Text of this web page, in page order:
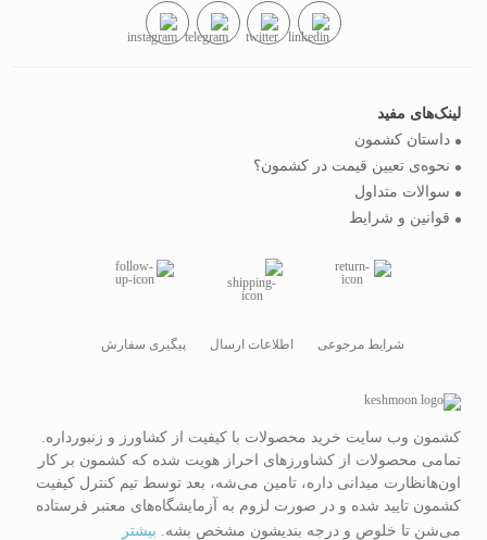
کشمون وب سایت خرید محصولات با کیفیت از کشاورز و زنبورداره.
تمامی محصولات از کشاورزهای احراز هویت شده که کشمون بر کار
اون‌هانظارت میدانی داره، تامین می‌شه، بعد توسط تیم کنترل کیفیت
کشمون تایید شده و در صورت لزوم به آزمایشگاه‌های معتبر فرستاده
می‌شن تا خلوص و درجه بندیشون مشخص بشه. بیشتر
لینک‌های مفید
داستان کشمون
نحوه‌ی تعیین قیمت در کشمون؟
سوالات متداول
قوانین و شرایط
شرایط مرجوعی اطلاعات ارسال پیگیری سفارش